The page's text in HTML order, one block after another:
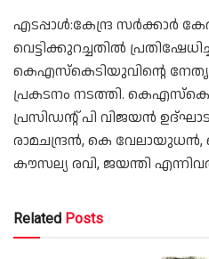
എടപ്പാൾ:കേന്ദ്ര സർക്കാർ
വെട്ടിക്കുറച്ചതിൽ
കെഎസ്കെടിയുവിൻ്റെ
പ്രകടനം നടത്തി.
പ്രസിഡൻ്റ് പി വിജയൻ
രാമചന്ദ്രൻ, കെ
കൗസല്യ രവി, ജയന്തി
Related Posts